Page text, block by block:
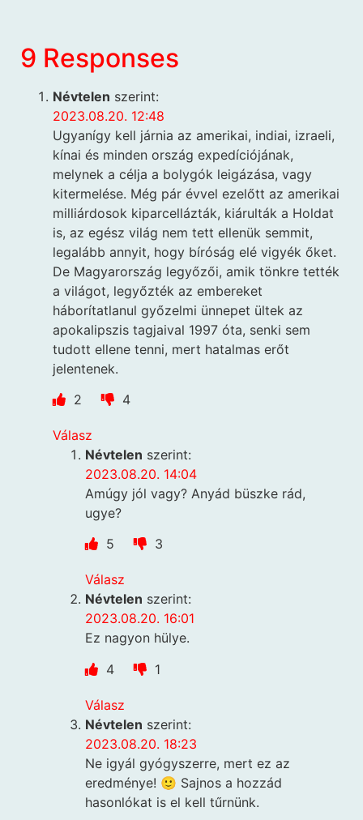
9 Responses
Névtelen szerint:
2023.08.20. 12:48
Ugyanígy kell járnia az amerikai, indiai, izraeli,
kínai és minden ország expedíciójának,
melynek a célja a bolygók leigázása, vagy
kitermelése. Még pár évvel ezelőtt az amerikai
milliárdosok kiparcellázták, kiárulták a Holdat
is, az egész világ nem tett ellenük semmit,
legalább annyit, hogy bíróság elé vigyék őket.
De Magyarország legyőzői, amik tönkre tették
a világot, legyőzték az embereket
háborítatlanul győzelmi ünnepet ültek az
apokalipszis tagjaival 1997 óta, senki sem
tudott ellene tenni, mert hatalmas erőt
jelentenek.
2
4
Válasz
Névtelen szerint:
2023.08.20. 14:04
Amúgy jól vagy? Anyád büszke rád,
ugye?
5
3
Válasz
Névtelen szerint:
2023.08.20. 16:01
Ez nagyon hülye.
4
1
Válasz
Névtelen szerint:
2023.08.20. 18:23
Ne igyál gyógyszerre, mert ez az
eredménye! 🙂 Sajnos a hozzád
hasonlókat is el kell tűrnünk.